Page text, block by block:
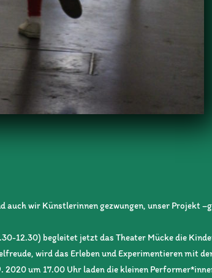
wir Künstlerinnen gezwungen, unser Projekt
12.30) begleitet jetzt das Theater Mücke die
wird das Erleben und Experimentieren mit
um 17.00 Uhr laden die kleinen